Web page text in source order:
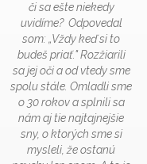
či sa ešte niekedy
uvidíme? Odpovedal
som: „Vždy keď si to
budeš priať." Rozžiarili
sa jej oči a od vtedy sme
spolu stále. Omladli sme
o 30 rokov a splnili sa
nám aj tie najtajnejšie
sny, o ktorých sme si
mysleli, že ostanú